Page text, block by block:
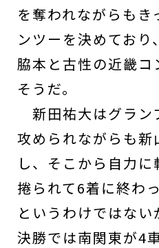
を奪われながらもき
ンツーを決めてお
脇本と古性の近畿
そうだ。
新田祐大はグラン
攻められながらも
し、そこから自力
捲られて6着に終わ
というわけではな
決勝では南関東が4